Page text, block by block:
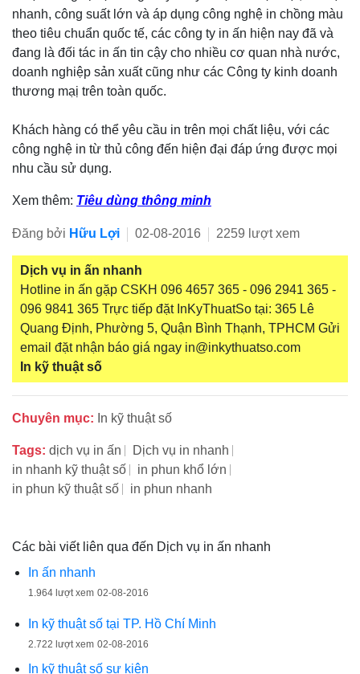
nhanh, công suất lớn và áp dụng công nghệ in chồng màu
theo tiêu chuẩn quốc tế, các công ty in ấn hiện nay đã và
đang là đối tác in ấn tin cậy cho nhiều cơ quan nhà nước,
doanh nghiệp sản xuất cũng như các Công ty kinh doanh
thương mạị trên toàn quốc.
Khách hàng có thể yêu cầu in trên mọi chất liệu, với các
công nghệ in từ thủ công đến hiện đại đáp ứng được mọi
nhu cầu sử dụng.
Xem thêm: Tiêu dùng thông minh
Đăng bởi Hữu Lợi 02-08-2016 2259 lượt xem
Dịch vụ in ấn nhanh
Hotline in ấn gặp CSKH 096 4657 365 - 096 2941 365 -
096 9841 365 Trực tiếp đặt InKyThuatSo tại: 365 Lê
Quang Định, Phường 5, Quận Bình Thạnh, TPHCM Gửi
email đặt nhận báo giá ngay in@inkythuatso.com
In kỹ thuật số
Chuyên mục: In kỹ thuật số
Tags: dịch vụ in ấn
Dịch vụ in nhanh
in nhanh kỹ thuật số
in phun khổ lớn
in phun kỹ thuật số
in phun nhanh
Các bài viết liên qua đến Dịch vụ in ấn nhanh
In ấn nhanh
1.964 lượt xem 02-08-2016
In kỹ thuật số tại TP. Hồ Chí Minh
2.722 lượt xem 02-08-2016
In kỹ thuật số sự kiện